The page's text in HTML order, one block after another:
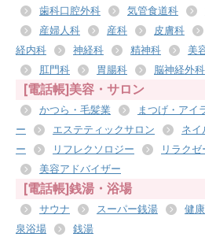
歯科口腔外科
気管食道科
産婦人科
産科 皮膚科
経内科
神経科 精神科 美
肛門科
胃腸科 脳神経外科
[電話帳]美容・サロン
かつら・毛髪業 まつげ・アイ
ー
エステティックサロン ネイ
ー
リフレクソロジー リラク
美容アドバイザー
[電話帳]銭湯・浴場
サウナ スーパー銭湯 健
泉浴場
銭湯